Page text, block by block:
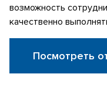
возможность
качественно
Посмотреть